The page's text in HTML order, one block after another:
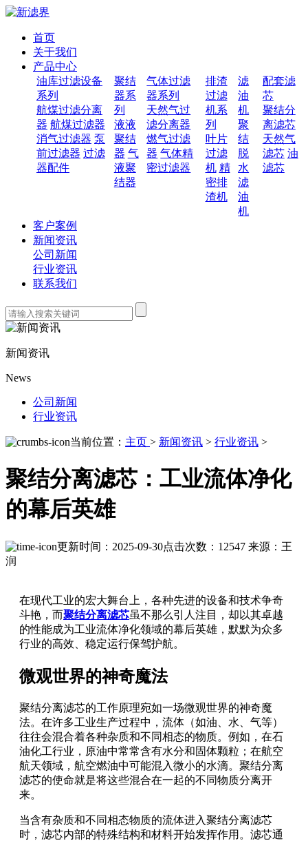
首页
关于我们
产品中心
油库过滤设备
系列
航煤过滤分离
器 航煤过滤器
消气过滤器 泵
前过滤器 过滤
器配件
聚结
器系
列
液液
聚结
器 气
液聚
结器
气体过滤
器系列
天然气过
滤分离器
燃气过滤
器 气体精
密过滤器
排渣
过滤
机系
列
叶片
过滤
机 精
密排
渣机
滤
油
机
聚
结
脱
水
滤
油
机
配套滤
芯
聚结分
离滤芯
天然气
滤芯 油
滤芯
客户案例
新闻资讯
公司新闻
行业资讯
联系我们
新闻资讯
News
公司新闻
行业资讯
当前位置： 主页 > 新闻资讯 > 行业资讯 >
聚结分离滤芯：工业流体净化
的幕后英雄
更新时间：2025-09-30点击次数：12547 来源：王
润
在现代工业的宏大舞台上，各种先进的设备和技术争奇
斗艳，而聚结分离滤芯虽不那么引人注目，却以其卓越
的性能成为工业流体净化领域的幕后英雄，默默为众多
行业的高效、稳定运行保驾护航。
微观世界的神奇魔法
聚结分离滤芯的工作原理宛如一场微观世界的神奇魔
法。在许多工业生产过程中，流体（如油、水、气等）
往往会混合着各种杂质和不同相态的物质。例如，在石
油化工行业，原油中常常含有水分和固体颗粒；在航空
航天领域，航空燃油中可能混入微小的水滴。聚结分离
滤芯的使命就是将这些混合在一起的不同物质分离开
来。
当含有杂质和不同相态物质的流体进入聚结分离滤芯
时，滤芯内部的特殊结构和材料开始发挥作用。滤芯通